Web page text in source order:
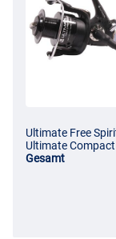
Ultimate Free
Ultimate
Gesamt